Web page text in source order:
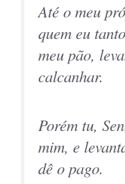
Até o meu
quem eu
meu pão,
calcanhar.
Porém tu,
mim, e
dê o pago.